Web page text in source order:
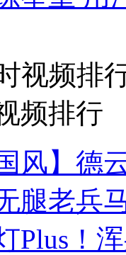
视频排
频排行
风】德
腿老兵
Plus！